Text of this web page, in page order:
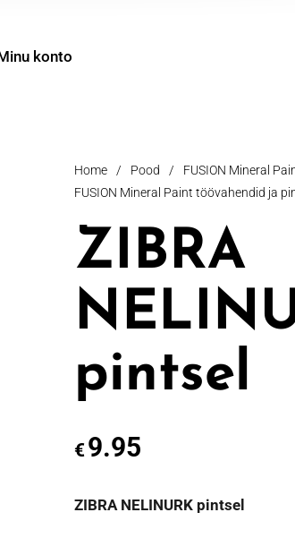
konto
Home / Pood / FUSION Mineral
FUSION Mineral Paint töövahendid ja
ZIBRA
pintsel
€9.95
ZIBRA NELINURK pintsel